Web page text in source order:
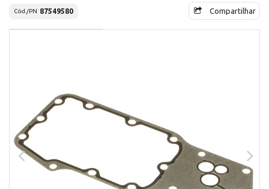
Cód./PN 87549580 Compartilhar